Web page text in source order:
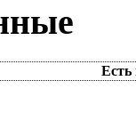
Есть